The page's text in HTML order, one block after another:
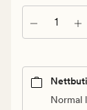
Antall
Normal